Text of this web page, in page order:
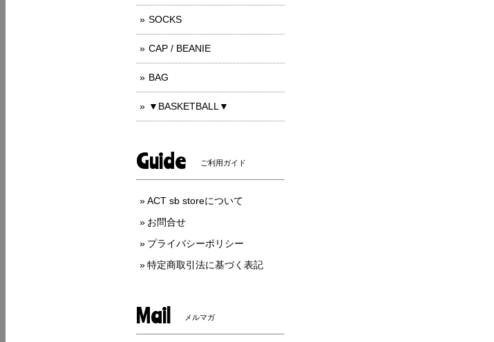
SOCKS
CAP / BEANIE
BAG
▼BASKETBALL▼
Guide ご利用ガイド
ACT sb storeについて
お問合せ
プライバシーポリシー
特定商取引法に基づく表記
Mail メルマガ